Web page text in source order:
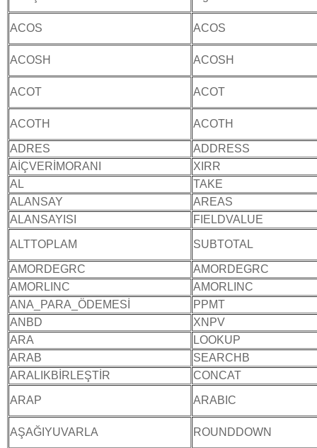
ACOS ACOS
ACOSH ACOSH
ACOT ACOT
ACOTH ACOTH
ADRES
ADDRESS
AİÇVERİMORANI
XIRR
AL
TAKE
ALANSAY
AREAS
ALANSAYISI
FIELDVALUE
ALTTOPLAM SUBTOTAL
AMORDEGRC
AMORDEGRC
AMORLINC
AMORLINC
ANA_PARA_ÖDEMESİ
PPMT
ANBD
XNPV
ARA
LOOKUP
ARAB
SEARCHB
ARALIKBİRLEŞTİR
CONCAT
ARAP ARABIC
AŞAĞIYUVARLA ROUNDDOWN